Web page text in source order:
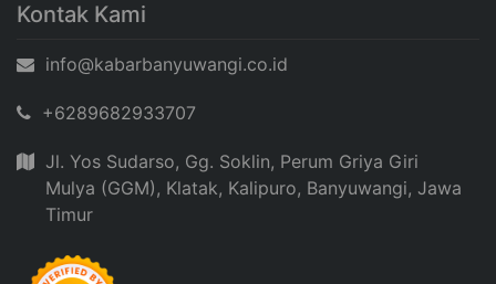
Kontak Kami
info@kabarbanyuwangi.co.id
+6289682933707
Jl. Yos Sudarso, Gg. Soklin, Perum Griya Giri
Mulya (GGM), Klatak, Kalipuro, Banyuwangi, Jawa
Timur